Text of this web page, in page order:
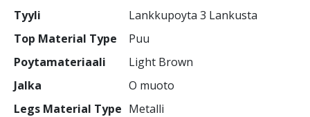
Tyyli
Lankkupoyta 3 Lankusta
Top Material Type
Puu
Poytamateriaali
Light Brown
Jalka
O muoto
Legs Material Type Metalli